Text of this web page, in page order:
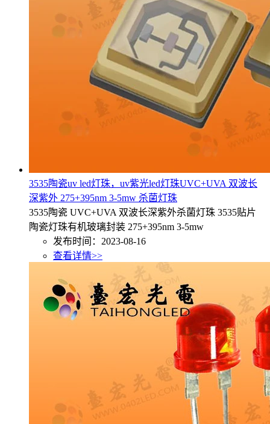
3535陶瓷uv led灯珠，uv紫光led灯珠UVC+UVA 双波长
深紫外 275+395nm 3-5mw 杀菌灯珠
3535陶瓷 UVC+UVA 双波长深紫外杀菌灯珠 3535贴片
陶瓷灯珠有机玻璃封装 275+395nm 3-5mw
发布时间：2023-08-16
查看详情>>